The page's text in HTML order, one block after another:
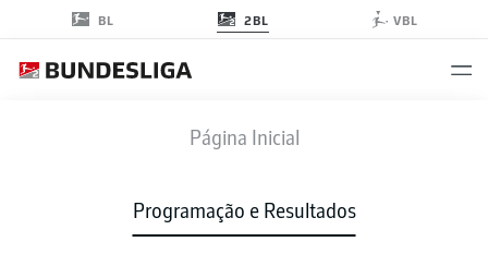
BL 2BL VBL
Página Inicial
Programação e Resultados
FCH OSN